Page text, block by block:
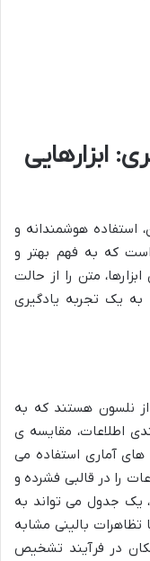
ابزارهایی
استفاده هوشمندانه و
که به فهم بهتر و
متن را از حالت
یک تجربه یادگیری
نلسون هستند که به
اطلاعات، مقایسه ی
های آماری استفاده می
را در قالبی فشرده و
یک جدول می تواند به
بالینی مشابه
در فرآیند تشخیص